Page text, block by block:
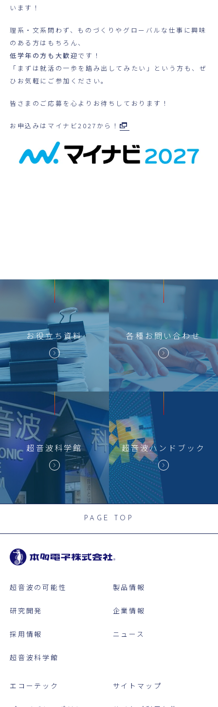
います！
理系・文系問わず、ものづくりやグローバルな仕事に興味
のある方はもちろん、
低学年の方も大歓迎 です！
「まずは就活の一歩を踏み出してみたい」という方も、ぜ
ひお気軽にご参加ください。
皆さまのご応募を心よりお待ちしております！
お申込みはマイナビ2027から！
お役立ち資料 各種お問い合わせ
超音波科学館 超音波ハンドブック
PAGE TOP
超音波の可能性 製品情報
研究開発 企業情報
採用情報 ニュース
超音波科学館
エコーテック サイトマップ